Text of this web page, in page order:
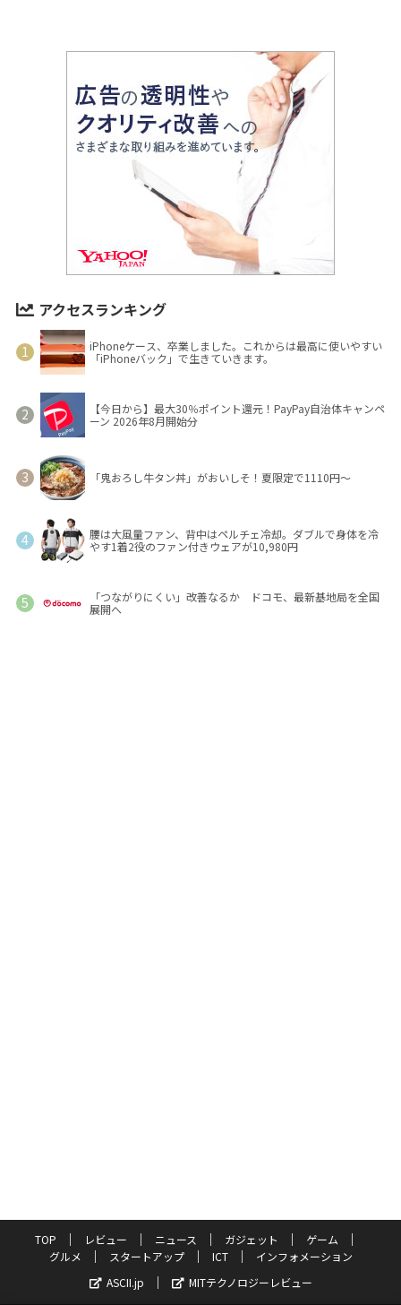
アクセスランキング
iPhoneケース、卒業しました。これからは最高に使いやすい
「iPhoneバック」で生きていきます。
【今日から】最大30％ポイント還元！PayPay自治体キャンペ
ーン 2026年8月開始分
「鬼おろし牛タン丼」がおいしそ！夏限定で1110円～
腰は大風量ファン、背中はペルチェ冷却。ダブルで身体を冷
やす1着2役のファン付きウェアが10,980円
「つながりにくい」改善なるか ドコモ、最新基地局を全国
展開へ
TOP レビュー ニュース ガジェット
ゲーム
グルメ
スタートアップ ICT
インフォメーション
ASCII.jp
MITテクノロジーレビュー